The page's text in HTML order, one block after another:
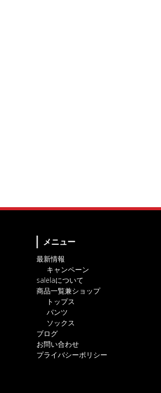
メニュー
最新情報
キャンペーン
salelaについて
商品一覧兼ショップ
トップス
パンツ
ソックス
ブログ
お問い合わせ
プライバシーポリシー